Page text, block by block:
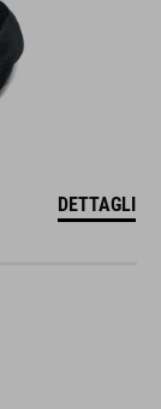
DETTAGLI